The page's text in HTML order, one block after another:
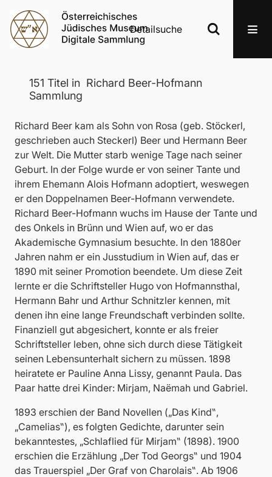
Detailsuche
151 Titel in Richard Beer-Hofmann
Sammlung
Richard Beer kam als Sohn von Rosa (geb. Stöckerl,
geschrieben auch Steckerl) Beer und Hermann Beer
zur Welt. Die Mutter starb wenige Tage nach seiner
Geburt. In der Folge wurde er von seiner Tante und
ihrem Ehemann Alois Hofmann adoptiert, weswegen
er den Doppelnamen Beer-Hofmann verwendete.
Richard Beer-Hofmann wuchs im Hause der Tante und
des Onkels in Brünn und Wien auf, wo er das
Akademische Gymnasium besuchte. In den 1880er
Jahren nahm er ein Jusstudium in Wien auf, das er
1890 mit seiner Promotion beendete. Um diese Zeit
lernte er die Schriftsteller Hugo von Hofmannsthal,
Hermann Bahr und Arthur Schnitzler kennen, mit
denen ihn eine lange Freundschaft verbinden sollte.
Finanziell gut abgesichert, konnte er als freier
Schriftsteller leben, ohne sich durch diese Tätigkeit
seinen Lebensunterhalt sichern zu müssen. 1898
heiratete er Pauline Anna Lissy, genannt Paula. Das
Paar hatte drei Kinder: Mirjam, Naëmah und Gabriel.
1893 erschien der Band Novellen („Das Kind‟,
„Camelias‟), es folgten Gedichte, darunter sein
bekanntestes, „Schlaflied für Mirjam‟ (1898). 1900
erschien die Erzählung „Der Tod Georgs‟ und 1904
das Trauerspiel „Der Graf von Charolais‟. Ab 1906